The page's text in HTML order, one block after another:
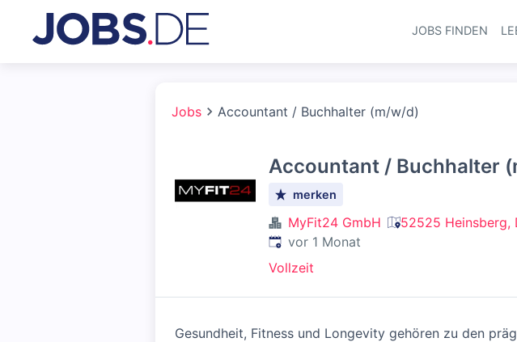
JOBS FINDEN
Jobs Accountant / Buchhalter (m/w/d)
Accountant / Buchhalter
merken
MyFit24 GmbH
52525 Heinsberg,
Veröffentlicht:
vor 1 Monat
Vollzeit
Gesundheit, Fitness und Longevity gehören zu den